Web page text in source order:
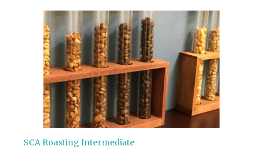
SCA Roasting Intermediate